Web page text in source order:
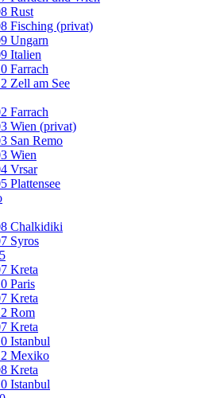
Rust
Fisching (privat)
Ungarn
Italien
Farrach
Zell am See
Farrach
Wien (privat)
San Remo
Wien
Vrsar
Plattensee
Chalkidiki
Syros
Kreta
Paris
Kreta
Rom
Kreta
Istanbul
Mexiko
Kreta
Istanbul